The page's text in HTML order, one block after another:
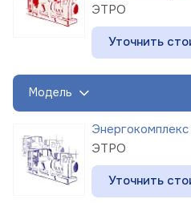
ЭТРО
Уточнить
Модель
ЭТРО
Уточнить